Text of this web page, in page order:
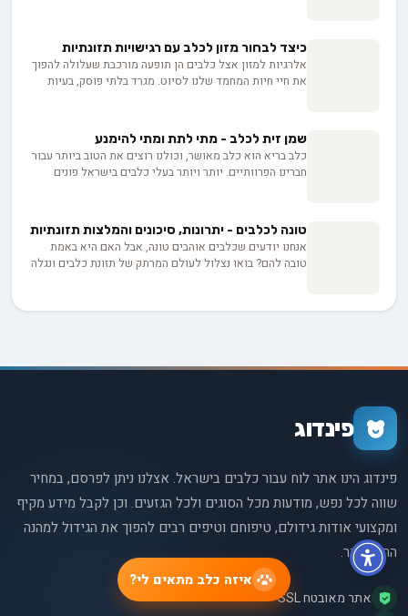
שלנו יכולים להפיק תועלת מהכוח התזונתי של הים. נגלה איך
לעשות זאת בבטחה.
כיצד לבחור מזון לכלב עם רגישויות תזונתיות
אלרגיות למזון אצל כלבים הן תופעה מורכבת שעלולה להפוך
את חיי חיות המחמד שלנו לסיוט. מגרד בלתי פוסק, בעיות
נצלול לעולם המסתורי של אלרגיות מזון בכלבים ונגלה את
הפתרונות.
שמן זית לכלב - מתי לתת ומתי להימנע
כלב בריא הוא כלב מאושר, וכולנו רוצים את הטוב ביותר עבור
חברינו הפרוותיים. יותר ויותר בעלי כלבים בישראל פונים
יכול להועיל - במינונים נכונים ובטוחים.
טונה לכלבים - יתרונות, סיכונים והמלצות תזונתיות
אנחנו יודעים שכלבים אוהבים טונה, אבל האם היא באמת
טובה להם? בואו נצלול לעולם המרתק של תזונת כלבים ונגלה
להאכיל את הכלבים שלנו בחוכמה ובאהבה.
פינדוג
פינדוג הינו אתר לוח עבור כלבים בישראל. אצלנו ניתן לפרסם, במחיר
שווה לכל נפש, מודעות מכל הסוגים ולכל הגזעים. וכן לקבל מידע מקיף
ומקצועי אודות גידולם, טיפוחם וטיפים רבים להפוך את הגידול למהנה
הרבה יותר.
אתר מאובטח SSL
איזה כלב מתאים לי?